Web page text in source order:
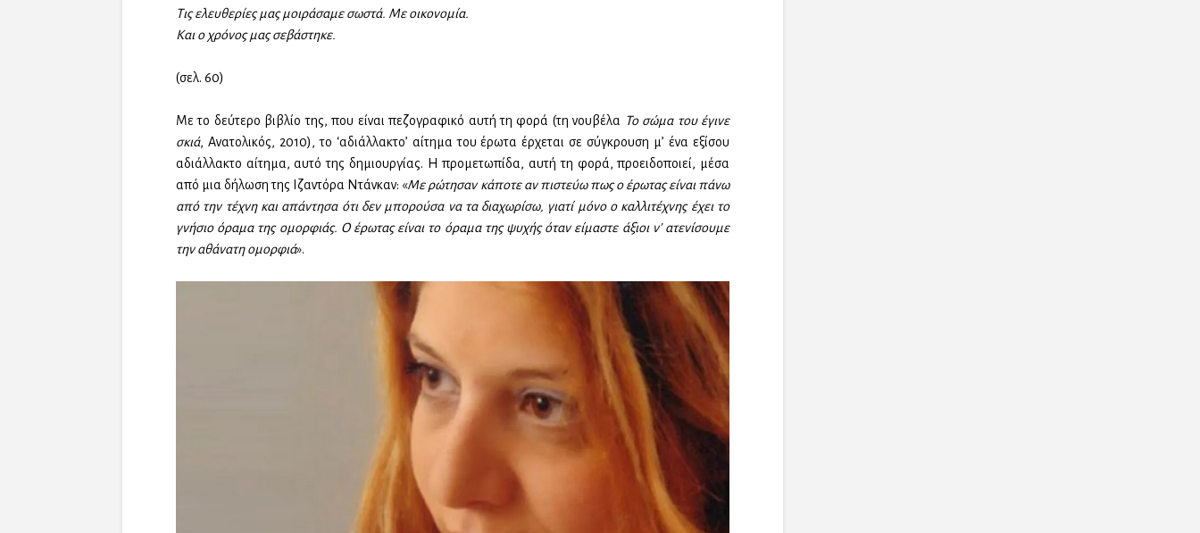
Τις ελευθερίες μας μοιράσαμε σωστά. Με οικονομία.
Και ο χρόνος μας σεβάστηκε.
(σελ. 60)
Με το δεύτερο βιβλίο της, που είναι πεζογραφικό αυτή τη φορά (τη νουβέλα Το σώμα του έγινε
σκιά, Ανατολικός, 2010), το ‘αδιάλλακτο’ αίτημα του έρωτα έρχεται σε σύγκρουση μ’ ένα εξίσου
αδιάλλακτο αίτημα, αυτό της δημιουργίας. Η προμετωπίδα, αυτή τη φορά, προειδοποιεί, μέσα
από μια δήλωση της Ιζαντόρα Ντάνκαν: «Με ρώτησαν κάποτε αν πιστεύω πως ο έρωτας είναι πάνω
από την τέχνη και απάντησα ότι δεν μπορούσα να τα διαχωρίσω, γιατί μόνο ο καλλιτέχνης έχει το
γνήσιο όραμα της ομορφιάς. Ο έρωτας είναι το όραμα της ψυχής όταν είμαστε άξιοι ν’ ατενίσουμε
την αθάνατη ομορφιά».